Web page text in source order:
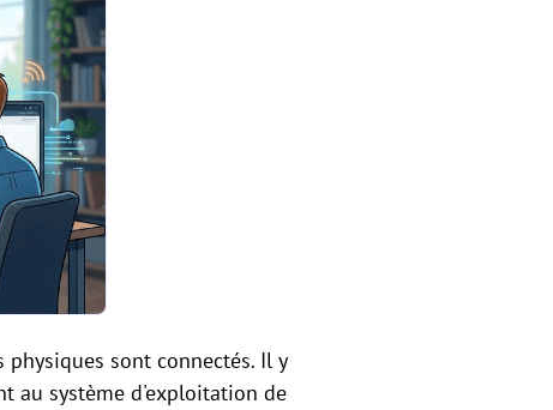
sont connectés. Il y
au système d'exploitation de